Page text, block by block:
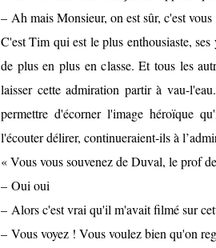
– Ah mais Monsieur, on est sûr, c'est vous
C'est Tim qui est le plus enthousiaste,
de plus en plus en classe. Et tous les
laisser cette admiration partir à vau-
permettre d'écorner l'image héroïque
l'écouter délirer, continueraient-ils à
« Vous vous souvenez de Duval, le prof
– Oui oui
– Alors c'est vrai qu'il m'avait filmé sur
– Vous voyez ! Vous voulez bien qu'on